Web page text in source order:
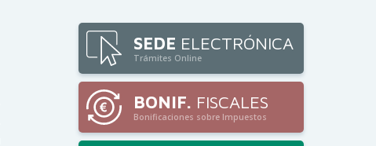
SEDE ELECTRÓNICA
Trámites Online
BONIF. FISCALES
Bonificaciones sobre Impuestos